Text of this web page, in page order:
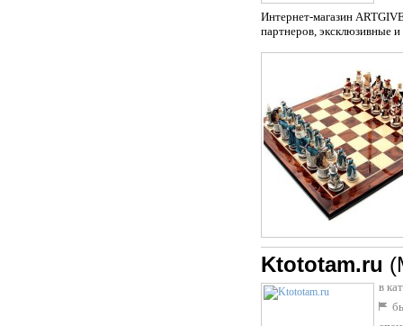
Интернет-магазин
партнеров, эксклюзивные
Ktototam.ru
в